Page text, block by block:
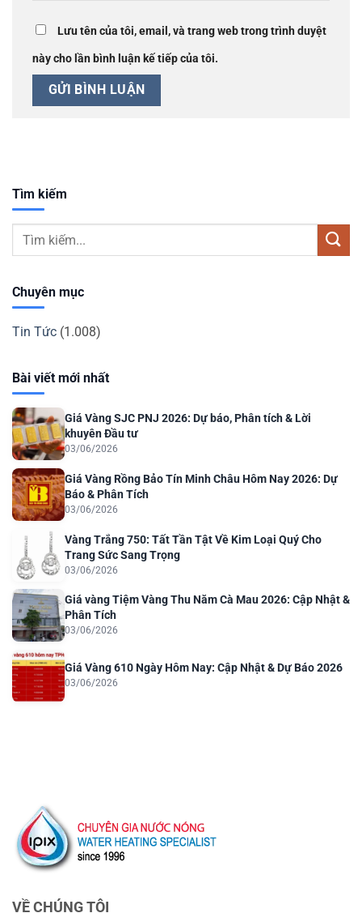
Lưu tên của tôi, email, và trang web trong trình duyệt
này cho lần bình luận kế tiếp của tôi.
Tìm kiếm
Chuyên mục
Tin Tức (1.008)
Bài viết mới nhất
Giá Vàng SJC PNJ 2026: Dự báo, Phân tích & Lời
khuyên Đầu tư
03/06/2026
Giá Vàng Rồng Bảo Tín Minh Châu Hôm Nay 2026: Dự
Báo & Phân Tích
03/06/2026
Vàng Trắng 750: Tất Tần Tật Về Kim Loại Quý Cho
Trang Sức Sang Trọng
03/06/2026
Giá vàng Tiệm Vàng Thu Năm Cà Mau 2026: Cập Nhật &
Phân Tích
03/06/2026
Giá Vàng 610 Ngày Hôm Nay: Cập Nhật & Dự Báo 2026
03/06/2026
VỀ CHÚNG TÔI